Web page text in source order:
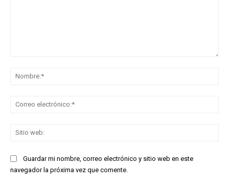
Guardar mi nombre, correo electrónico y sitio web en este
navegador la próxima vez que comente.